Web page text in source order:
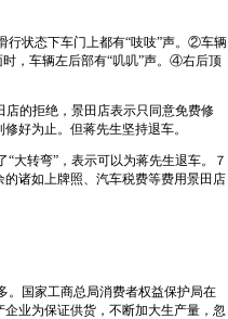
状态下车门上都有“吱吱”声。②车辆
，车辆左后部有“叽叽”声。④右后顶
的拒绝，景田店表示只同意免费修
好为止。但蒋先生坚持退车。
转弯”，表示可以为蒋先生退车。７
诸如上牌照、汽车税费等费用景田店
国家工商总局消费者权益保护局在
业为保证供货，不断加大生产量，忽